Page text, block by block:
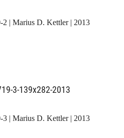
| Marius D. Kettler | 2013
| Marius D. Kettler | 2013